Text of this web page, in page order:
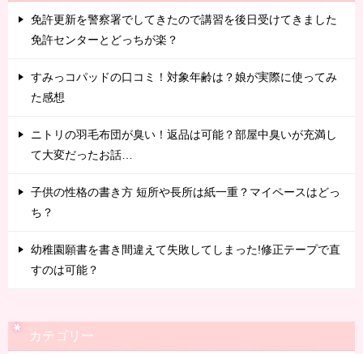
免許更新を警察署でしてきたので講習を後日受けてきました
免許センターとどっちが楽？
すみっコパッドの口コミ！対象年齢は？娘が実際に使ってみ
た感想
ニトリの羽毛布団が臭い！返品は可能？部屋中臭いが充満し
て大変だったお話…
子供の性格の書き方 短所や長所は紙一重？マイペースはどっ
ち？
幼稚園願書を書き間違えて失敗してしまった!修正テープで直
すのは可能？
カテゴリー